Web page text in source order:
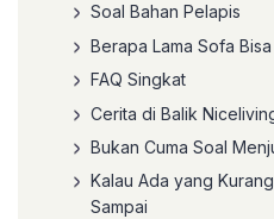
Soal Bahan Pelapis
Berapa Lama Sofa
FAQ Singkat
Cerita di Balik
Bukan Cuma Soal
Kalau Ada yang
Sampai